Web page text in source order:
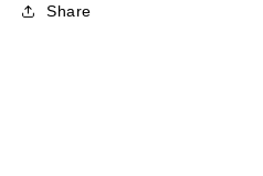
Share